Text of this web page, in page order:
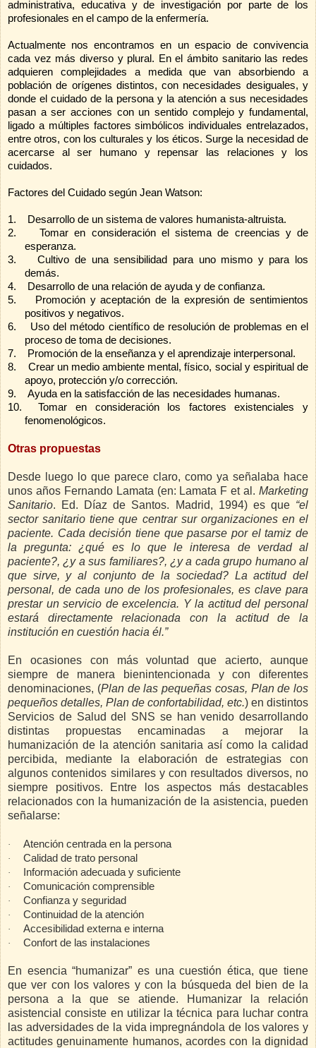
administrativa, educativa y de investigación por parte de los
profesionales en el campo de la enfermería.
Actualmente nos encontramos en un espacio de convivencia
cada vez más diverso y plural. En el ámbito sanitario las redes
adquieren complejidades a medida que van absorbiendo a
población de orígenes distintos, con necesidades desiguales, y
donde el cuidado de la persona y la atención a sus necesidades
pasan a ser acciones con un sentido complejo y fundamental,
ligado a múltiples factores simbólicos individuales entrelazados,
entre otros, con los culturales y los éticos. Surge la necesidad de
acercarse al ser humano y repensar las relaciones y los
cuidados.
Factores del Cuidado según Jean Watson:
1.
Desarrollo de un sistema de valores humanista-altruista.
2.
Tomar en consideración el sistema de creencias y de
esperanza.
3.
Cultivo de una sensibilidad para uno mismo y para los
demás.
4.
Desarrollo de una relación de ayuda y de confianza.
5.
Promoción y aceptación de la expresión de sentimientos
positivos y negativos.
6.
Uso del método científico de resolución de problemas en el
proceso de toma de decisiones.
7.
Promoción de la enseñanza y el aprendizaje interpersonal.
8.
Crear un medio ambiente mental, físico, social y espiritual de
apoyo, protección y/o corrección.
9.
Ayuda en la satisfacción de las necesidades humanas.
10.
Tomar en consideración los factores existenciales y
fenomenológicos.
Otras propuestas
Desde luego lo que parece claro, como ya señalaba hace
unos años Fernando Lamata (en: Lamata F et al. Marketing
Sanitario. Ed. Díaz de Santos. Madrid, 1994) es que “el
sector sanitario tiene que centrar sur organizaciones en el
paciente. Cada decisión tiene que pasarse por el tamiz de
la pregunta: ¿qué es lo que le interesa de verdad al
paciente?, ¿y a sus familiares?, ¿y a cada grupo humano al
que sirve, y al conjunto de la sociedad? La actitud del
personal, de cada uno de los profesionales, es clave para
prestar un servicio de excelencia. Y la actitud del personal
estará directamente relacionada con la actitud de la
institución en cuestión hacia él.”
En ocasiones con más voluntad que acierto, aunque
siempre de manera bienintencionada y con diferentes
denominaciones, (Plan de las pequeñas cosas, Plan de los
pequeños detalles, Plan de confortabilidad, etc.) en distintos
Servicios de Salud del SNS se han venido desarrollando
distintas propuestas encaminadas a mejorar la
humanización de la atención sanitaria así como la calidad
percibida, mediante la elaboración de estrategias con
algunos contenidos similares y con resultados diversos, no
siempre positivos. Entre los aspectos más destacables
relacionados con la humanización de la asistencia, pueden
señalarse:
· Atención centrada en la persona
· Calidad de trato personal
· Información adecuada y suficiente
· Comunicación comprensible
· Confianza y seguridad
· Continuidad de la atención
· Accesibilidad externa e interna
· Confort de las instalaciones
En esencia “humanizar” es una cuestión ética, que tiene
que ver con los valores y con la búsqueda del bien de la
persona a la que se atiende. Humanizar la relación
asistencial consiste en utilizar la técnica para luchar contra
las adversidades de la vida impregnándola de los valores y
actitudes genuinamente humanos, acordes con la dignidad